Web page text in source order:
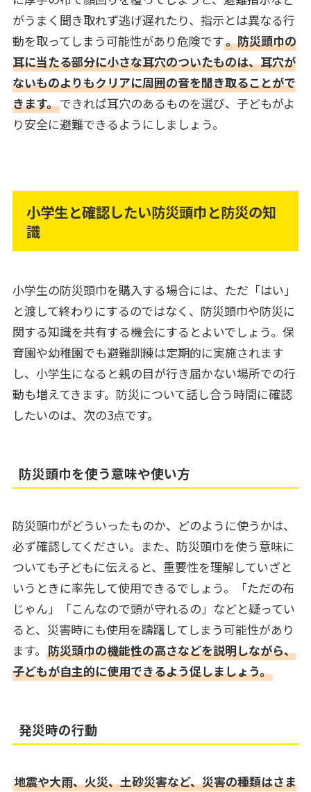
がうまく聞き取れず逃げ遅れたり、指示とは異なる行
動を取ってしまう可能性があり危険です。防災頭巾の
耳に当たる部分に小さな耳穴のついたものは、耳穴が
ないものよりもクリアに周囲の音を聞き取ることがで
きます。できれば耳穴のあるものを選び、子どもがよ
り安全に避難できるようにしましょう。
小学生と確認したい防災頭巾と防災の知
識
小学生の防災頭巾を購入する場合には、ただ「はい」
と渡して終わりにするのではなく、防災頭巾や防災に
関する知識を共有する機会にするとよいでしょう。保
育園や幼稚園でも避難訓練は定期的に実施されます
し、小学生になると親の目が行き届かない場所での行
動も増えてきます。防災について話し合う時間に確認
したいのは、次の3点です。
防災頭巾を使う意味や使い方
防災頭巾がどういったものか、どのように使うかは、
必ず確認してください。また、防災頭巾を使う意味に
ついても子どもに伝えると、重要性を理解していざと
いうときに率先して使用できるでしょう。「ただの布
じゃん」「こんなので頭が守れるの」などと疑ってい
ると、災害時にも使用を躊躇してしまう可能性があり
ます。 防災頭巾の機能性の高さなどを説明しながら、
子どもが自主的に使用できるよう促しましょう。
発災時の行動
地震や大雨、火災、土砂災害など、災害の種類はさま